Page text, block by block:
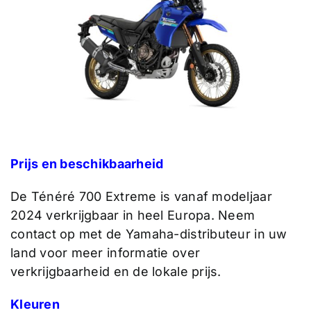
Prijs en beschikbaarheid
De Ténéré 700 Extreme is vanaf modeljaar
2024 verkrijgbaar in heel Europa. Neem
contact op met de Yamaha-distributeur in uw
land voor meer informatie over
verkrijgbaarheid en de lokale prijs.
Kleuren